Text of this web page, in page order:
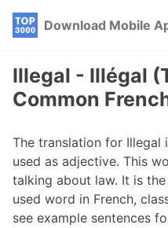
Skip
navigation
Skip
Skip
Download Mobile
Illegal - Illégal
Common
The translation for Illegal
used as adjective. This
talking about law. It is
used word in French,
see example sentences